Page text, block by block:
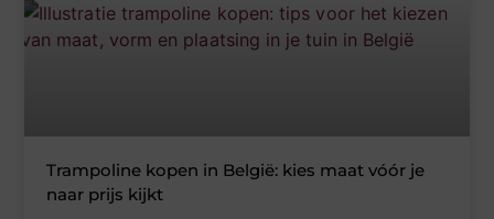
Trampoline kopen in België: kies maat vóór je
naar prijs kijkt